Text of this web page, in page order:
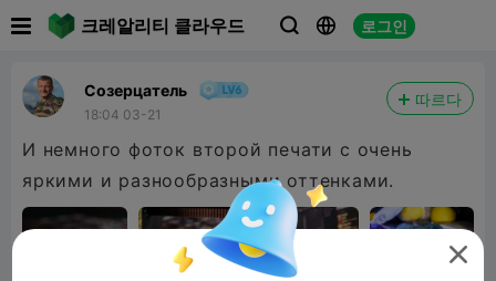
크레알리티 클라우드   로그인
Созерцатель
18:04 03-21
따르다
И немного фоток второй печати с очень
яркими и разнообразными оттенками.
